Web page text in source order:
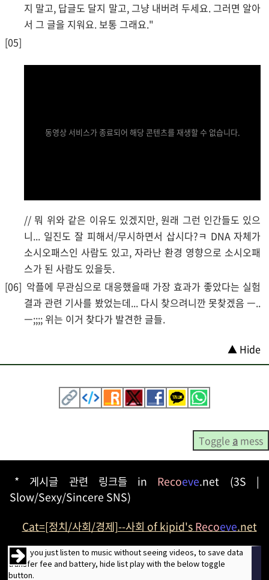
지 말고, 답글도 달지 말고, 그냥 내버려 두세요. 그러면 알아
서 그 글을 지워요. 보통 그래요."
동영상 서비스가 종료되어 해당 콘텐츠를 재생할 수 없습니다.
// 뭐 위와 같은 이유도 있겠지만, 원래 그런 인간들도 있으
니... 일진도 잘 피해서/무시하면서 삽시다?ㅋ DNA 자체가
소시오패스인 사람도 있고, 자라난 환경 영향으로 소시오패
스가 된 사람도 있을듯.
악플에 무관심으로 대응했을때 가장 효과가 좋았다는 실험
결과 관련 기사를 봤었는데... 다시 찾으려니깐 못찾겠음 ㅡ..
ㅡ;;;; 위는 이거 찾다가 발견한 글들.
▲ Hide
Toggle a mess
* 게시글 관련 링크들 in Recoeve.net (3S |
Slow/Sexy/Sincere SNS)
Cat=[정치/사회/경제]--사회 of kipid'sRecoeve.net